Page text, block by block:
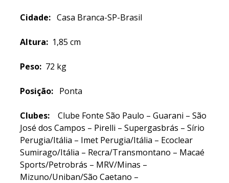
Cidade: Casa Branca-SP-Brasil
Altura: 1,85 cm
Peso: 72 kg
Posição: Ponta
Clubes:
Clube Fonte São Paulo – Guarani – São
José dos Campos – Pirelli – Supergasbrás – Sírio
Perugia/Itália – Imet Perugia/Itália – Ecoclear
Sumirago/Itália – Recra/Transmontano – Macaé
Sports/Petrobrás – MRV/Minas –
Mizuno/Uniban/São Caetano –